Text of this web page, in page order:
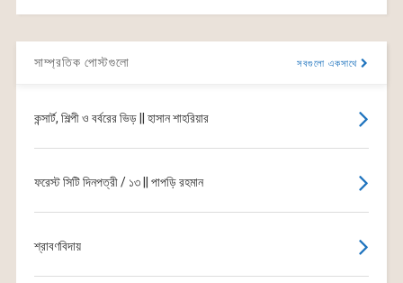
সাম্প্রতিক পোস্টগুলো সবগুলো একসাথে
কন্সার্ট, শিল্পী ও বর্বরের ভিড় || হাসান শাহরিয়ার
ফরেস্ট সিটি দিনপত্রী / ১৩ || পাপড়ি রহমান
শ্রাবণবিদায়